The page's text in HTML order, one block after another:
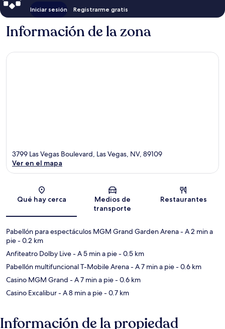
Iniciar sesión Registrarme gratis
Información de la zona
Sección del mapa
3799 Las Vegas Boulevard, Las Vegas, NV, 89109
Ver en el mapa
Qué hay cerca
Medios de
transporte
Restaurantes
Pabellón para espectáculos MGM Grand Garden Arena- A 2 min a
pie- 0.2 km
Anfiteatro Dolby Live- A 5 min a pie- 0.5 km
Pabellón multifuncional T-Mobile Arena- A 7 min a pie- 0.6 km
Casino MGM Grand - A 7 min a pie- 0.6 km
Casino Excalibur- A 8 min a pie- 0.7 km
Información de la propiedad